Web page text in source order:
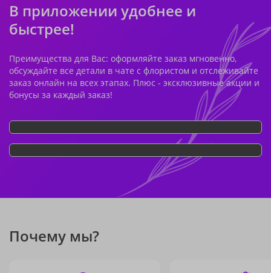
В приложении удобнее и
быстрее!
Преимущества для Вас: оформляйте заказ мгновенно,
обсуждайте все детали в чате с флористом и отслеживайте
заказ онлайн на всех этапах. Плюс - эксклюзивные акции и
бонусы за каждый заказ!
Почему мы?